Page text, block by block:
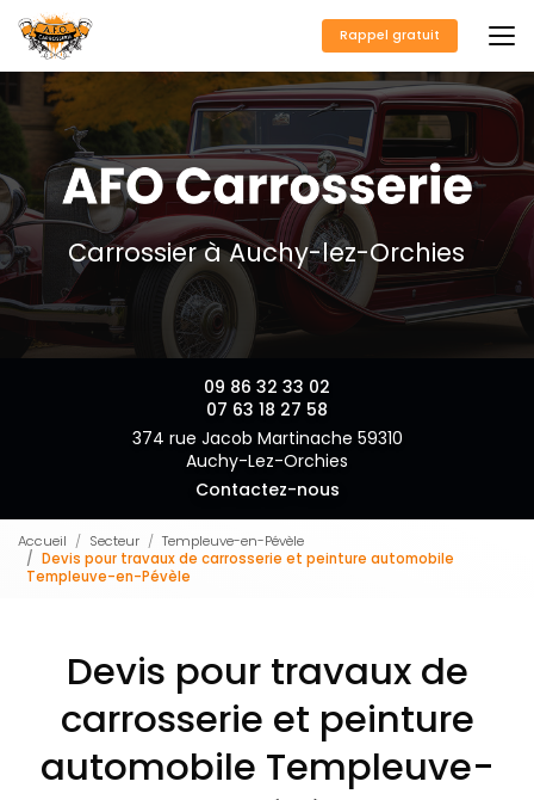
au
contenu
principal
Rappel gratuit
Carrossier à Auchy-lez-Orchies
09 86 32 33 02
07 63 18 27 58
374 rue Jacob Martinache 59310
Auchy-Lez-Orchies
Contactez-nous
Accueil Secteur
Templeuve-en-Pévèle
Devis pour travaux de carrosserie et peinture automobile
Templeuve-en-Pévèle
Devis pour travaux de
carrosserie et peinture
automobile Templeuve-